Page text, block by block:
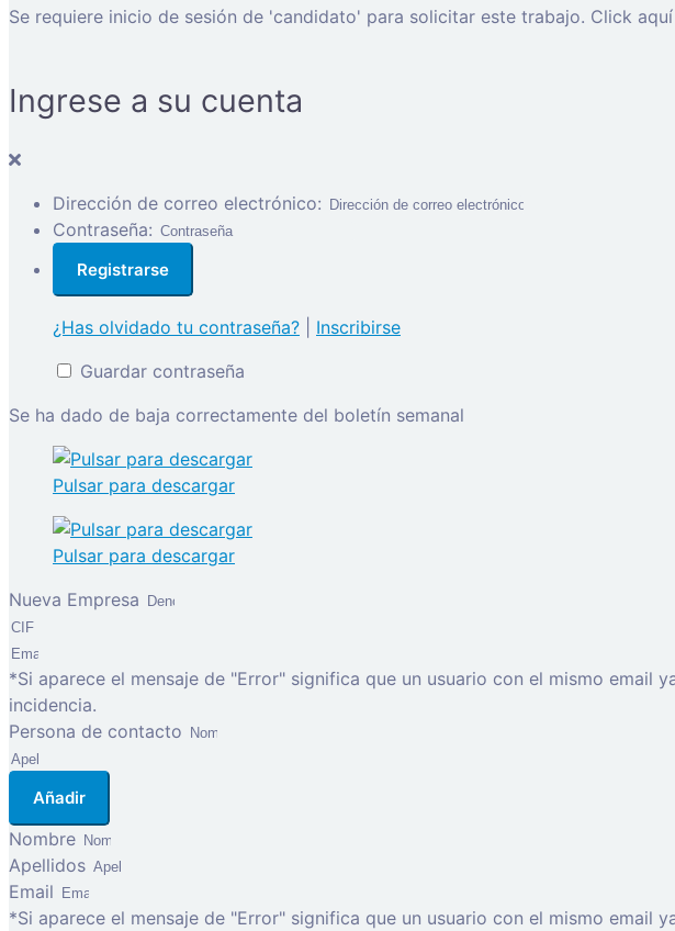
Se requiere inicio de sesión de 'candidato' para solicitar este trabajo. Click
Ingrese a su cuenta
Dirección de correo electrónico:
Contraseña:
¿Has olvidado tu contraseña?
Inscribirse
Guardar contraseña
Se ha dado de baja correctamente del boletín semanal
Pulsar para descargar
Pulsar para descargar
Nueva Empresa
*Si aparece el mensaje de "Error" significa que un usuario con el mismo
incidencia.
Persona de contacto
Añadir
Nombre
Apellidos
Email
*Si aparece el mensaje de "Error" significa que un usuario con el mismo